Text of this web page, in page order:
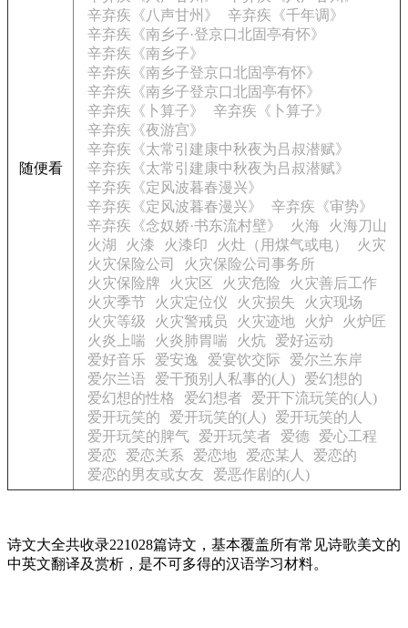
随便看
辛弃疾《八声甘州》
辛弃疾《千年调》
辛弃疾《南乡子·登京口北固亭有怀》
辛弃疾《南乡子》
辛弃疾《南乡子登京口北固亭有怀》
辛弃疾《南乡子登京口北固亭有怀》
辛弃疾《卜算子》
辛弃疾《卜算子》
辛弃疾《夜游宫》
辛弃疾《太常引建康中秋夜为吕叔潜赋》
辛弃疾《太常引建康中秋夜为吕叔潜赋》
辛弃疾《定风波暮春漫兴》
辛弃疾《定风波暮春漫兴》
辛弃疾《审势》
辛弃疾《念奴娇·书东流村壁》
火海
火海刀山
火湖
火漆 火漆印 火灶（用煤气或电）
火灾
火灾保险公司
火灾保险公司事务所
火灾保险牌
火灾区 火灾危险
火灾善后工作
火灾季节
火灾定位仪 火灾损失
火灾现场
火灾等级
火灾警戒员 火灾迹地 火炉
火炉匠
火炎上喘
火炎肺胃喘 火炕
爱好运动
爱好音乐
爱安逸 爱宴饮交际
爱尔兰东岸
爱尔兰语
爱干预别人私事的(人)
爱幻想的
爱幻想的性格
爱幻想者
爱开下流玩笑的(人)
爱开玩笑的
爱开玩笑的(人)
爱开玩笑的人
爱开玩笑的脾气
爱开玩笑者 爱德
爱心工程
爱恋
爱恋关系 爱恋地 爱恋某人
爱恋的
爱恋的男友或女友
爱恶作剧的(人)
诗文大全共收录221028篇诗文，基本覆盖所有常见诗歌美文的
中英文翻译及赏析，是不可多得的汉语学习材料。